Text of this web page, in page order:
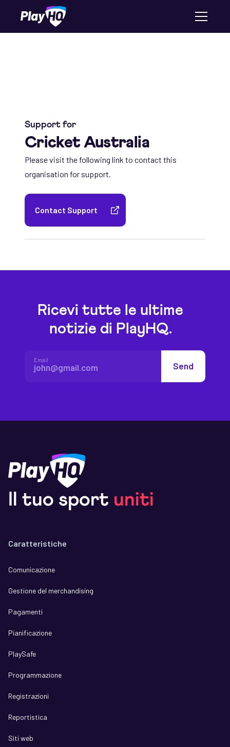
Support for
Cricket Australia
Please visit the following link to contact this
organisation for support.
Contact Support
Ricevi tutte le ultime
notizie di PlayHQ.
Email
Il tuo sport uniti
Caratteristiche
Comunicazione
Gestione del merchandising
Pagamenti
Pianificazione
PlaySafe
Programmazione
Registrazioni
Reportistica
Siti web